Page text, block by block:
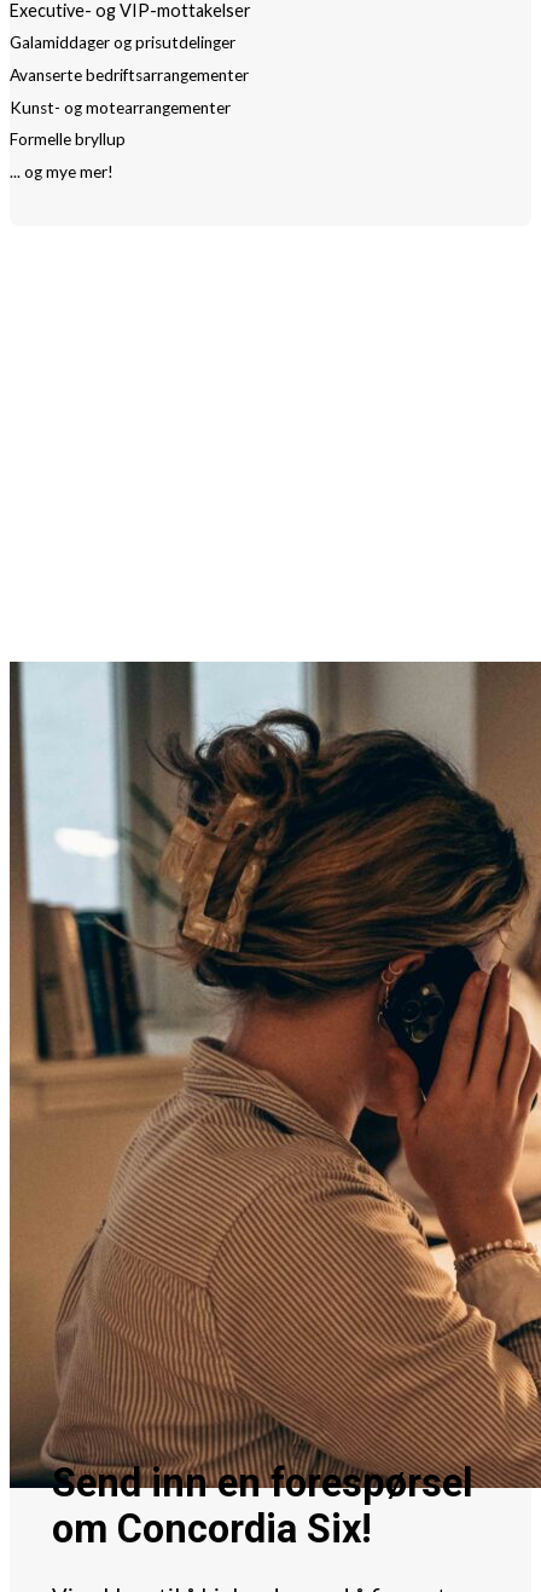
Executive- og VIP-mottakelser
Galamiddager og prisutdelinger
Avanserte bedriftsarrangementer
Kunst- og motearrangementer
Formelle bryllup
... og mye mer!
Send inn en forespørsel
om Concordia Six!